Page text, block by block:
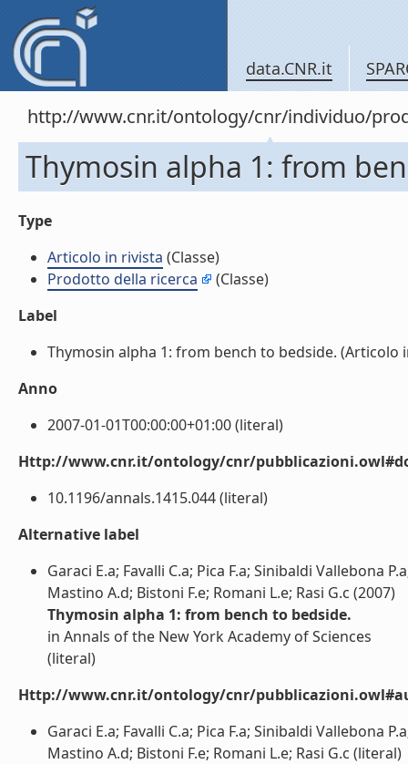
data.CNR.it
http://www.cnr.it/ontology/cnr/individuo/
Thymosin alpha 1: from
Type
Articolo in rivista (Classe)
Prodotto della ricerca
(Classe)
Label
Thymosin alpha 1: from bench to bedside. (Articolo
Anno
2007-01-01T00:00:00+01:00 (literal)
Http://www.cnr.it/ontology/cnr/
10.1196/annals.1415.044 (literal)
Alternative label
Garaci E.a; Favalli C.a; Pica F.a; Sinibaldi Vallebona
Mastino A.d; Bistoni F.e; Romani L.e; Rasi G.c (2007)
Thymosin alpha 1: from bench to bedside.
in Annals of the New York Academy of Sciences
(literal)
Http://www.cnr.it/ontology/cnr/
Garaci E.a; Favalli C.a; Pica F.a; Sinibaldi Vallebona
Mastino A.d; Bistoni F.e; Romani L.e; Rasi G.c (literal)